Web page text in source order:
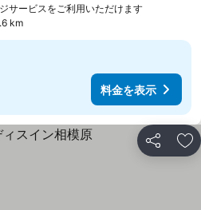
サービスをご利用いただけます
km
料金を表示
シェア お